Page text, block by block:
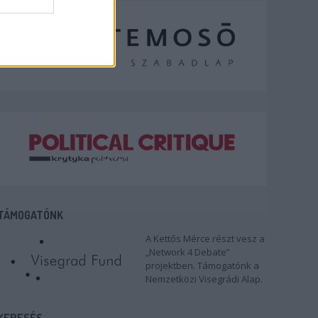
A Kettős Mérce részt vesz a
„Network 4 Debate”
projektben. Támogatónk a
Nemzetközi Visegrádi Alap.